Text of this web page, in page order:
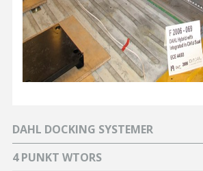
DAHL DOCKING SYSTEMER
4 PUNKT WTORS